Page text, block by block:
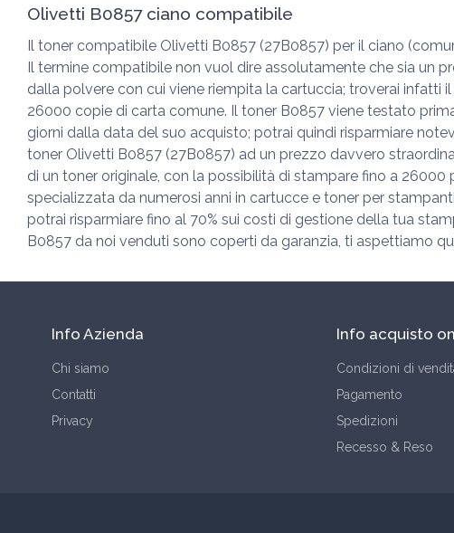
Olivetti B0857 ciano compatibile
Il toner compatibile Olivetti B0857 (27B0857) per il ciano
Il termine compatibile non vuol dire assolutamente che sia un
dalla polvere con cui viene riempita la cartuccia; troverai infatti
26000 copie di carta comune. Il toner B0857 viene testato
giorni dalla data del suo acquisto; potrai quindi risparmiare
toner Olivetti B0857 (27B0857) ad un prezzo davvero
di un toner originale, con la possibilità di stampare fino a
specializzata da numerosi anni in cartucce e toner per
potrai risparmiare fino al 70% sui costi di gestione della tua
B0857 da noi venduti sono coperti da garanzia, ti aspettiamo
Info Azienda
Chi siamo
Contatti
Privacy
Info acquisto
Condizioni di
Pagamento
Spedizioni
Recesso & Reso